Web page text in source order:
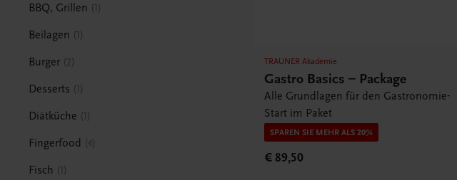
BBQ, Grillen 1
Beilagen 1
Burger 2
Desserts 1
Diätküche 1
Fingerfood 4
Fisch 1
TRAUNER Akademie
Gastro Basics – Package
Alle Grundlagen für den Gastronomie-
Start im Paket
SPAREN SIE MEHR ALS 20%
€ 89,50